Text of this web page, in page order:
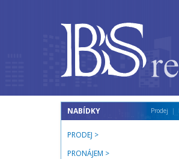
NABÍDKY
PRODEJ
PRONÁJEM
Prodej